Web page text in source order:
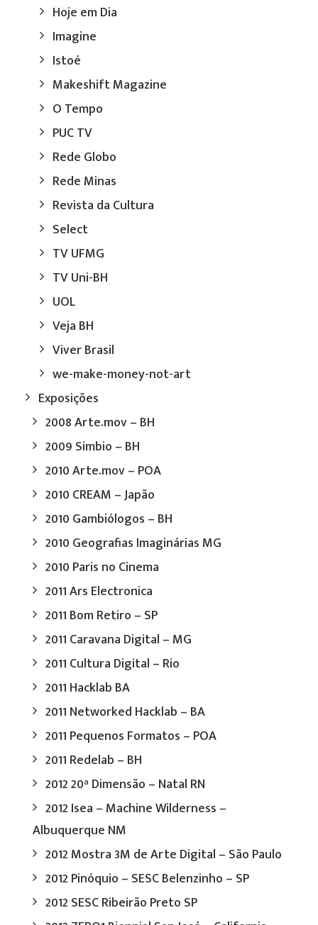
Hoje em Dia
Imagine
Istoé
Makeshift Magazine
O Tempo
PUC TV
Rede Globo
Rede Minas
Revista da Cultura
Select
TV UFMG
TV Uni-BH
UOL
Veja BH
Viver Brasil
we-make-money-not-art
Exposições
2008 Arte.mov – BH
2009 Simbio – BH
2010 Arte.mov – POA
2010 CREAM – Japão
2010 Gambiólogos – BH
2010 Geografias Imaginárias MG
2010 Paris no Cinema
2011 Ars Electronica
2011 Bom Retiro – SP
2011 Caravana Digital – MG
2011 Cultura Digital – Rio
2011 Hacklab BA
2011 Networked Hacklab – BA
2011 Pequenos Formatos – POA
2011 Redelab – BH
2012 20ª Dimensão – Natal RN
2012 Isea – Machine Wilderness –
Albuquerque NM
2012 Mostra 3M de Arte Digital – São Paulo
2012 Pinóquio – SESC Belenzinho – SP
2012 SESC Ribeirão Preto SP